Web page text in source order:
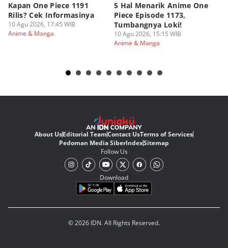
Kapan One Piece 1191
Rilis? Cek Informasinya
10 Agu 2026, 17:45 WIB
Anime & Manga
5 Hal Menarik Anime One
Piece Episode 1173,
Tumbangnya Loki!
10 Agu 2026, 15:15 WIB
Anime & Manga
About UsEditorial TeamContact UsTerms of Services
Pedoman Media SiberIndexSitemap
Follow Us
Download
© 2026 IDN. All Rights Reserved.